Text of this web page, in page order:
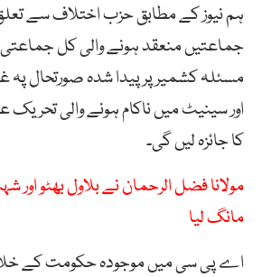
ہم نیوز کے مطابق حزب اختلاف سے
جماعتیں منعقد ہونے والی کل
مسئلہ کشمیر پر پیدا شدہ صورتحال
اور سینیٹ میں ناکام ہونے والی تحریک
کا جائزہ لیں گی۔
مولانا فضل الرحمان نے بلاول بھٹو
مانگ لیا
اے پی سی میں موجودہ حکومت کے